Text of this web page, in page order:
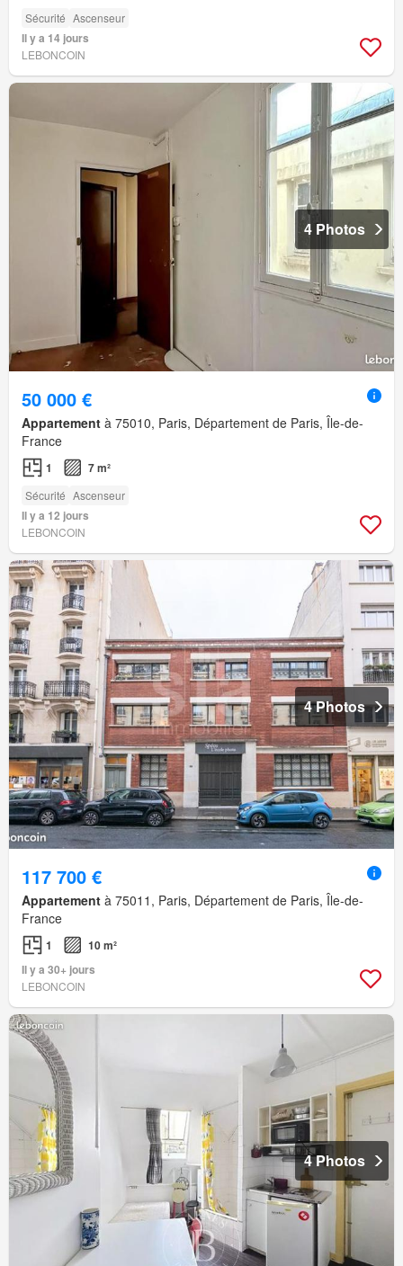
Sécurité Ascenseur
Il y a 14 jours
LEBONCOIN
4 Photos
50 000 €
Appartement à 75010, Paris, Département de Paris, Île-de-
France
1 7 m²
Sécurité Ascenseur
Il y a 12 jours
LEBONCOIN
4 Photos
117 700 €
Appartement à 75011, Paris, Département de Paris, Île-de-
France
1
10 m²
Il y a 30+ jours
LEBONCOIN
4 Photos